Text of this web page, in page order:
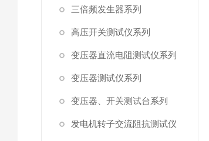
三倍频发生器系列
高压开关测试仪系列
变压器直流电阻测试仪系列
变压器测试仪系列
变压器、开关测试台系列
发电机转子交流阻抗测试仪